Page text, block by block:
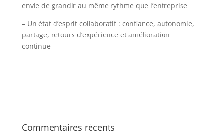
envie de grandir au même rythme que l’entreprise
– Un état d’esprit collaboratif : confiance, autonomie,
partage, retours d’expérience et amélioration
continue
Commentaires récents